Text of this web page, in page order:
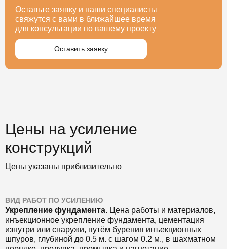
Оставьте заявку и наши специалисты
свяжутся с вами в ближайшее время
для консультации по вашему проекту
Оставить заявку
Цены на усиление
конструкций
Цены указаны приблизительно
ВИД РАБОТ ПО УСИЛЕНИЮ
Укрепление фундамента. Цена работы и материалов,
инъекционное укрепление фундамента, цементация
изнутри или снаружи, путём бурения инъекционных
шпуров, глубиной до 0.5 м. с шагом 0.2 м., в шахматном